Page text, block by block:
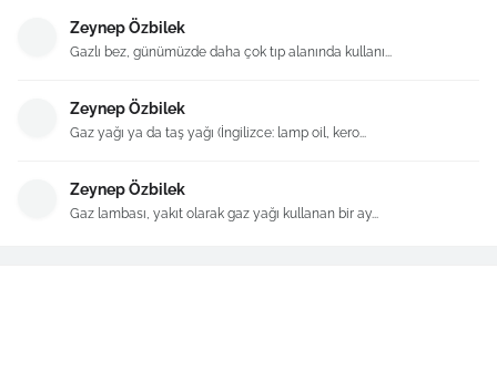
Zeynep Özbilek
Gazlı bez, günümüzde daha çok tıp alanında kullanı...
Zeynep Özbilek
Gaz yağı ya da taş yağı (İngilizce: lamp oil, kero...
Zeynep Özbilek
Gaz lambası, yakıt olarak gaz yağı kullanan bir ay...